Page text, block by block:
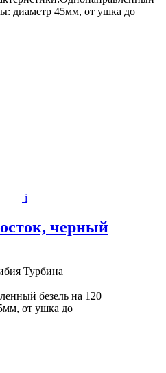
диаметр 45мм, от ушка до
i
черный
Турбина
безель на 120
от ушка до